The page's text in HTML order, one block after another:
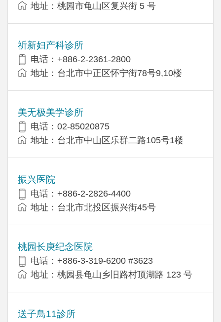
地址：桃园市龟山区复兴街 5 号
祈新妇产科诊所
电话：+886-2-2361-2800
地址：台北市中正区怀宁街78号9,10楼
美无极美学诊所
电话：02-85020875
地址：台北市中山区乐群二路105号1楼
振兴医院
电话：+886-2-2826-4400
地址：台北市北投区振兴街45号
桃园长庚纪念医院
电话：+886-3-319-6200 #3623
地址：桃园县龟山乡旧路村顶湖路 123 号
送子鳥11診所